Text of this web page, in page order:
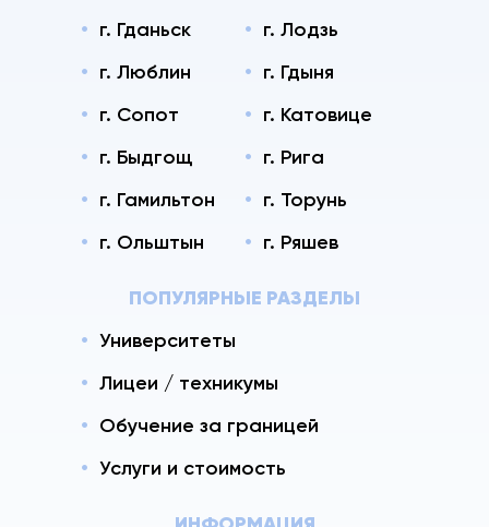
г. Гданьск
г. Лодзь
г. Люблин
г. Гдыня
г. Сопот
г. Катовице
г. Быдгощ
г. Рига
г. Гамильтон
г. Торунь
г. Ольштын
г. Ряшев
ПОПУЛЯРНЫЕ РАЗДЕЛЫ
Университеты
Лицеи / техникумы
Обучение за границей
Услуги и стоимость